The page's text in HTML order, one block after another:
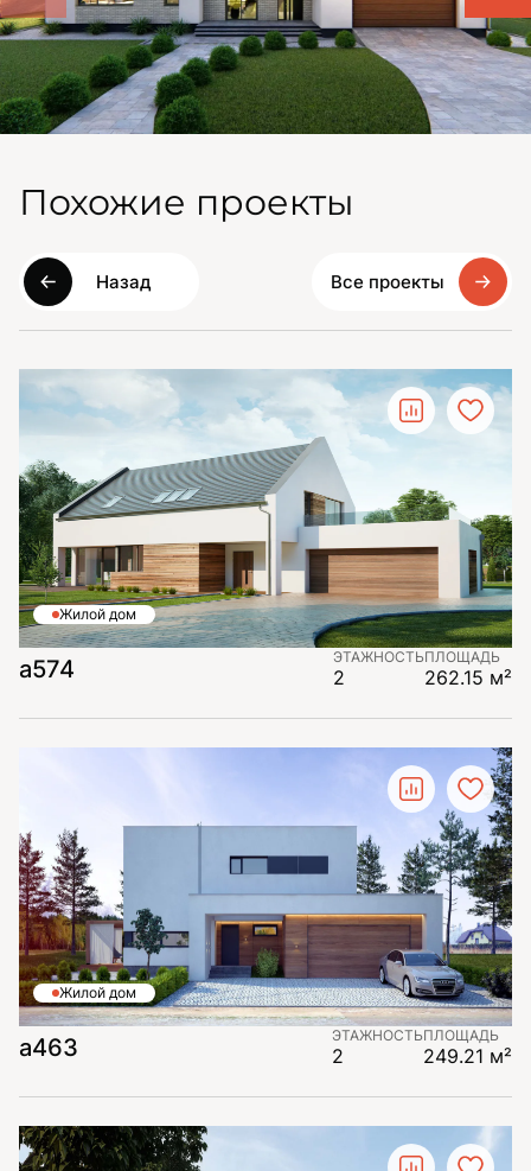
Похожие проекты
Назад Все проекты
Жилой дом
а574 ЭТАЖНОСТЬ
2
ПЛОЩАДЬ
262.15 м²
Жилой дом
а463 ЭТАЖНОСТЬ
2
ПЛОЩАДЬ
249.21 м²